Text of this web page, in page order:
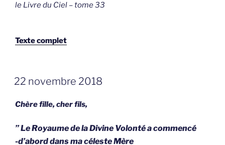
le Livre du Ciel – tome 33
Texte complet
GEPLAATST
OP
22 novembre 2018
Chère fille, cher fils,
” Le Royaume de la Divine Volonté a commencé
-d’abord dans ma céleste Mère